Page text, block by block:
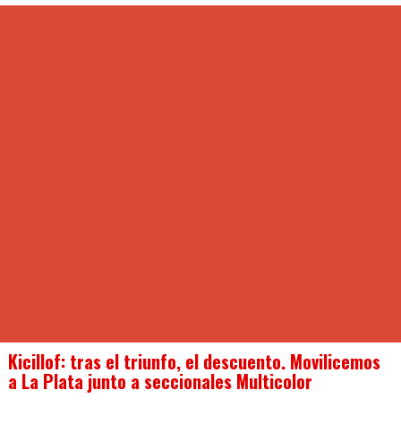
Kicillof: tras el triunfo, el descuento. Movilicemos
a La Plata junto a seccionales Multicolor